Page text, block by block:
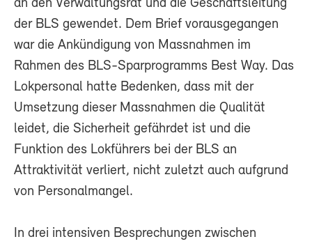
an den Verwaltungsrat und die Geschäftsleitung
der BLS gewendet. Dem Brief vorausgegangen
war die Ankündigung von Massnahmen im
Rahmen des BLS-Sparprogramms Best Way. Das
Lokpersonal hatte Bedenken, dass mit der
Umsetzung dieser Massnahmen die Qualität
leidet, die Sicherheit gefährdet ist und die
Funktion des Lokführers bei der BLS an
Attraktivität verliert, nicht zuletzt auch aufgrund
von Personalmangel.
In drei intensiven Besprechungen zwischen